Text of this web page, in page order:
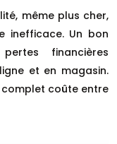
même plus cher,
inefficace. Un bon
financières
et en magasin.
complet coûte entre